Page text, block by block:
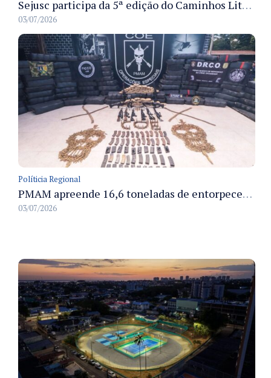
Sejusc participa da 5ª edição do Caminhos Literários com foco na cultura hip-hop nas unidades socioeducativas
03/07/2026
Políticia Regional
PMAM apreende 16,6 toneladas de entorpecentes e registra aumento nas prisões em flagrante e nas capturas de foragidos no primeiro semestre de 2026
03/07/2026